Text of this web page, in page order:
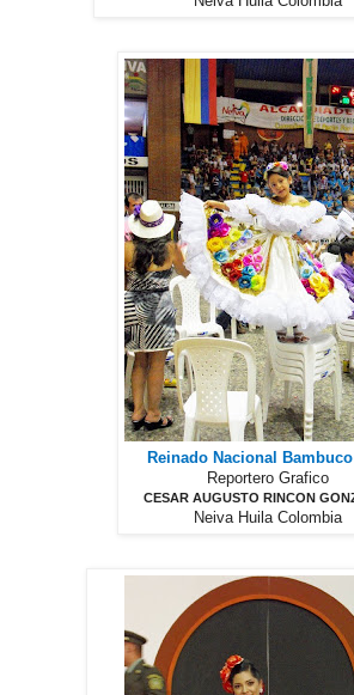
Reinado Nacional Bambuco
Reportero Grafico
CESAR AUGUSTO RINCON
Neiva Huila Colombia